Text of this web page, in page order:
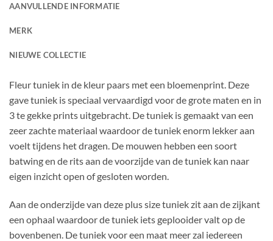
AANVULLENDE INFORMATIE
MERK
NIEUWE COLLECTIE
Fleur tuniek in de kleur paars met een bloemenprint. Deze
gave tuniek is speciaal vervaardigd voor de grote maten en in
3 te gekke prints uitgebracht. De tuniek is gemaakt van een
zeer zachte materiaal waardoor de tuniek enorm lekker aan
voelt tijdens het dragen. De mouwen hebben een soort
batwing en de rits aan de voorzijde van de tuniek kan naar
eigen inzicht open of gesloten worden.
Aan de onderzijde van deze plus size tuniek zit aan de zijkant
een ophaal waardoor de tuniek iets geplooider valt op de
bovenbenen. De tuniek voor een maat meer zal iedereen